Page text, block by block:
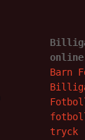
online
Barn
tryck